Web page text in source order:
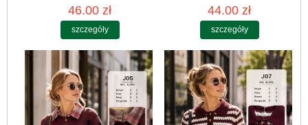
46.00 zł
szczegóły
44.00 zł
szczegóły